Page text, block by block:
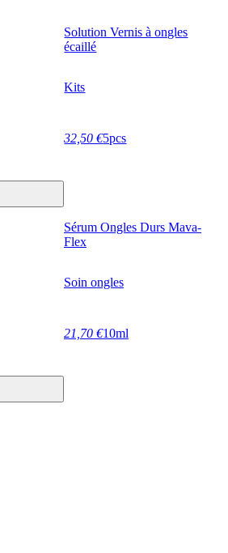
Solution Vernis à ongles
écaillé
Kits
32,50 €5pcs
Sérum Ongles Durs Mava-
Flex
Soin ongles
21,70 €10ml